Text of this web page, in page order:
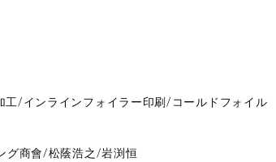
/インラインフォイラー印刷/コールドフォイル
商會/松蔭浩之/岩渕恒